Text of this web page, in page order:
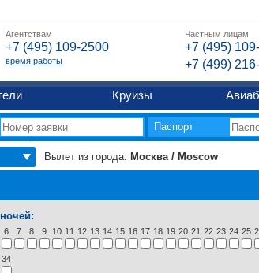
Агентствам
+7 (495) 109-2500
время работы
Частным лицам
+7 (495)
+7 (499)
Круизы
Паспорт
Вылет из города: Москва / Moscow
6 7 8 9 10 11 12 13 14 15 16 17 18 19 20 21 22 23 24 25
34